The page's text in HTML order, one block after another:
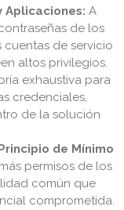
Aplicaciones: A
de los
cuentas de servicio
altos privilegios.
exhaustiva para
credenciales,
de la solución
de Mínimo
permisos de los
común que
comprometida.